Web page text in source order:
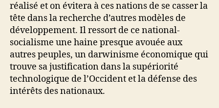
réalisé et on évitera à ces nations de se casser la
tête dans la recherche d’autres modèles de
développement. Il ressort de ce national-
socialisme une haine presque avouée aux
autres peuples, un darwinisme économique qui
trouve sa justification dans la supériorité
technologique de l’Occident et la défense des
intérêts des nationaux.